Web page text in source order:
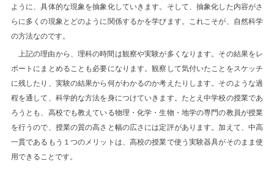
ように、具体的な現象を抽象化していきます。そして、抽象化した内容がさ
らに多くの現象とどのように関係するかを学びます。これこそが、自然科学
の方法なのです。
上記の理由から、理科の時間は観察や実験が多くなります。その結果をレ
ポートにまとめることも必要になります。観察して気付いたことをスケッチ
に残したり、実験の結果から何がわかるのか考えたりします。そのような過
程を通して、科学的な方法を身につけていきます。たとえ中学校の授業であ
ろうとも、高校でも教えている物理・化学・生物・地学の専門の教員が授業
を行うので、授業の質の高さと幅の広さには定評があります。加えて、中高
一貫であるもう１つのメリットは、高校の授業で使う実験器具がそのまま使
用できることです。